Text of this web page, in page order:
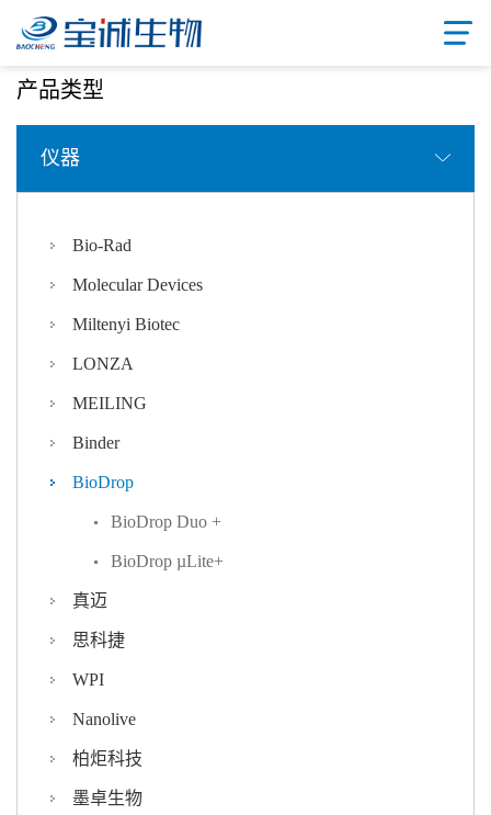
首页/ 产品中心
产品类型
仪器
Bio-Rad
Molecular Devices
Miltenyi Biotec
LONZA
MEILING
Binder
BioDrop
BioDrop Duo +
BioDrop µLite+
真迈
思科捷
WPI
Nanolive
柏炬科技
墨卓生物